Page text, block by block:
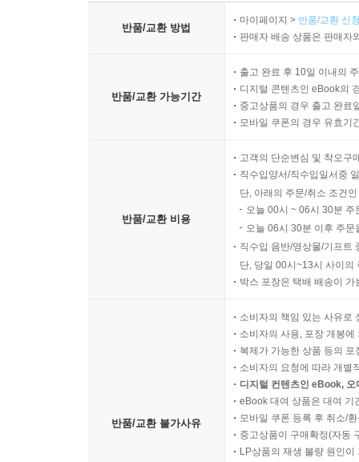
반품/교환 방법
마이페이지 > 반품/교환 신
판매자 배송 상품은 판매자
반품/교환 가능기간
출고 완료 후 10일 이내의
디지털 콘텐츠인 eBook의
중고상품의 경우 출고 완료
모바일 쿠폰의 경우 유효기
반품/교환 비용
고객의 단순변심 및 착오구
직수입양서/직수입일서중
단, 아래의 주문/취소 조건
오늘 00시 ~ 06시 30분
오늘 06시 30분 이후 주
직수입 음반/영상물/기프트
단, 당일 00시~13시 사이의
박스 포장은 택배 배송이
반품/교환 불가사유
소비자의 책임 있는 사유로
소비자의 사용, 포장 개봉
복제가 가능한 상품 등의
소비자의 요청에 따라 개별
디지털 컨텐츠인 eBook,
eBook 대여 상품은 대여 기
모바일 쿠폰 등록 후 취소/
중고상품이 구매확정(자동
LP상품의 재생 불량 원인